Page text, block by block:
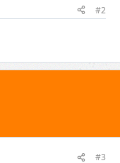
#2
#3